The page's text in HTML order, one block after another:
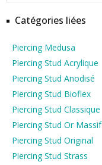
Catégories liées
Piercing Medusa
Piercing Stud Acrylique
Piercing Stud Anodisé
Piercing Stud Bioflex
Piercing Stud Classique
Piercing Stud Or Massif
Piercing Stud Original
Piercing Stud Strass